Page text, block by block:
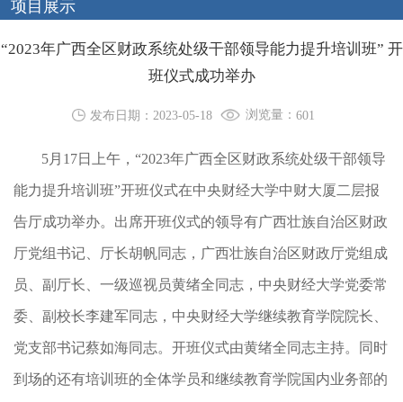
项目展示
“2023年广西全区财政系统处级干部领导能力提升培训班”​ 开
班仪式成功举办
发布日期：2023-05-18 浏览量： 601
5月17日上午，“2023年广西全区财政系统处级干部领导
能力提升培训班”开班仪式在中央财经大学中财大厦二层报
告厅成功举办。出席开班仪式的领导有广西壮族自治区财政
厅党组书记、厅长胡帆同志，广西壮族自治区财政厅党组成
员、副厅长、一级巡视员黄绪全同志，中央财经大学党委常
委、副校长李建军同志，中央财经大学继续教育学院院长、
党支部书记蔡如海同志。开班仪式由黄绪全同志主持。同时
到场的还有培训班的全体学员和继续教育学院国内业务部的